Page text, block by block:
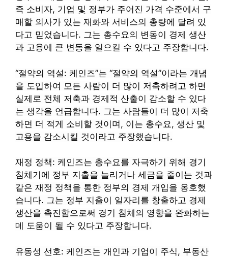
즉 소비자, 기업 및 정부가 주어진 가격 수준에서 구
매할 의사가 있는 재화와 서비스의 총량에 달려 있
다고 믿었습니다. 그는 총수요의 변동이 경제 생산
과 고용에 큰 변동을 일으킬 수 있다고 주장합니다.
“절약의 역설: 케인즈”는 “절약의 역설”이라는 개념
을 도입하여 모든 사람이 더 많이 저축하려고 하면
실제로 전체 저축과 경제적 산출이 감소할 수 있다
는 생각을 언급합니다. 그는 사람들이 더 많이 저축
하면 더 적게 소비할 것이며, 이는 총수요, 생산 및
고용을 감소시킬 것이라고 주장했습니다.
재정 정책: 케인즈는 총수요를 자극하기 위해 경기
침체기에 정부 지출을 늘리거나 세금을 줄이는 것과
같은 재정 정책을 통한 정부의 경제 개입을 옹호했
습니다. 그는 정부 지출이 일자리를 창출하고 경제
생산을 촉진함으로써 경기 침체의 영향을 완화하는
데 도움이 될 수 있다고 주장합니다.
유동성 선호: 케인즈는 개인과 기업이 주식, 부동산